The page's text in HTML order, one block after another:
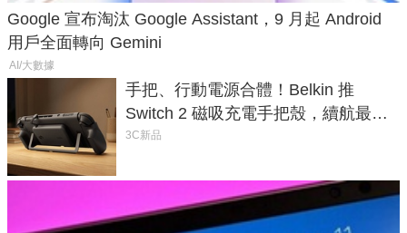
Google 宣布淘汰 Google Assistant，9 月起 Android
用戶全面轉向 Gemini
AI/大數據
手把、行動電源合體！Belkin 推
Switch 2 磁吸充電手把殼，續航最高
延長 1.5 倍
3C新品